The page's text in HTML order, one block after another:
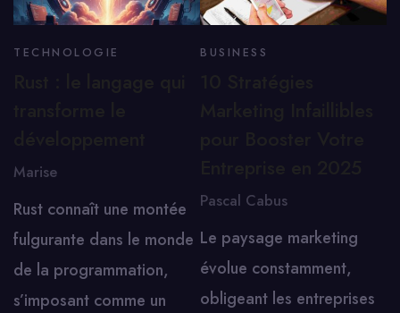
TECHNOLOGIE
Marise
Rust connaît une montée
fulgurante dans le monde
de la programmation,
s’imposant comme un
BUSINESS
Pascal Cabus
Le paysage marketing
évolue constamment,
obligeant les entreprises